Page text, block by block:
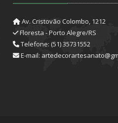
Av. Cristovão Colombo, 1212
Floresta - Porto Alegre/RS
Telefone: (51) 35731552
E-mail: